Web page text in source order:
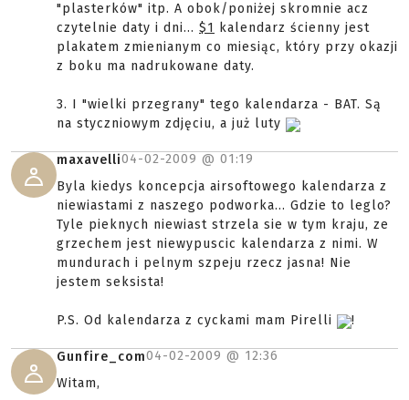
"plasterków" itp. A obok/poniżej skromnie acz
czytelnie daty i dni... $1 kalendarz ścienny jest
plakatem zmienianym co miesiąc, który przy okazji
z boku ma nadrukowane daty.
3. I "wielki przegrany" tego kalendarza - BAT. Są
na styczniowym zdjęciu, a już luty
maxavelli04-02-2009 @ 01:19
Byla kiedys koncepcja airsoftowego kalendarza z
niewiastami z naszego podworka... Gdzie to leglo?
Tyle pieknych niewiast strzela sie w tym kraju, ze
grzechem jest niewypuscic kalendarza z nimi. W
mundurach i pelnym szpeju rzecz jasna! Nie
jestem seksista!
P.S. Od kalendarza z cyckami mam Pirelli !
Gunfire_com04-02-2009 @ 12:36
Witam,